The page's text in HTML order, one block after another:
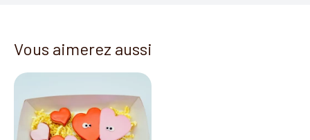
Vous aimerez aussi